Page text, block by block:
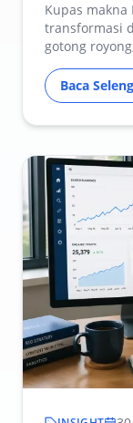
Kupas makna
transformasi
gotong
Baca